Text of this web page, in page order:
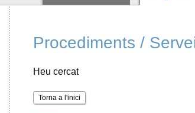
Procediments /
Heu cercat
Torna a l'inici